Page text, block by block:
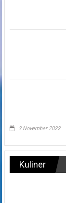
3 November 2022
Kuliner